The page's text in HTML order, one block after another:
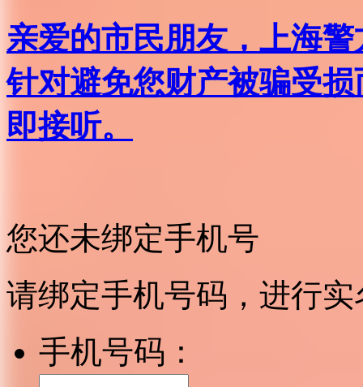
亲爱的市民朋友，上海
针对避免您财产被骗受
即接听。
您还未绑定手机号
请绑定手机号码，进行
手机号码：